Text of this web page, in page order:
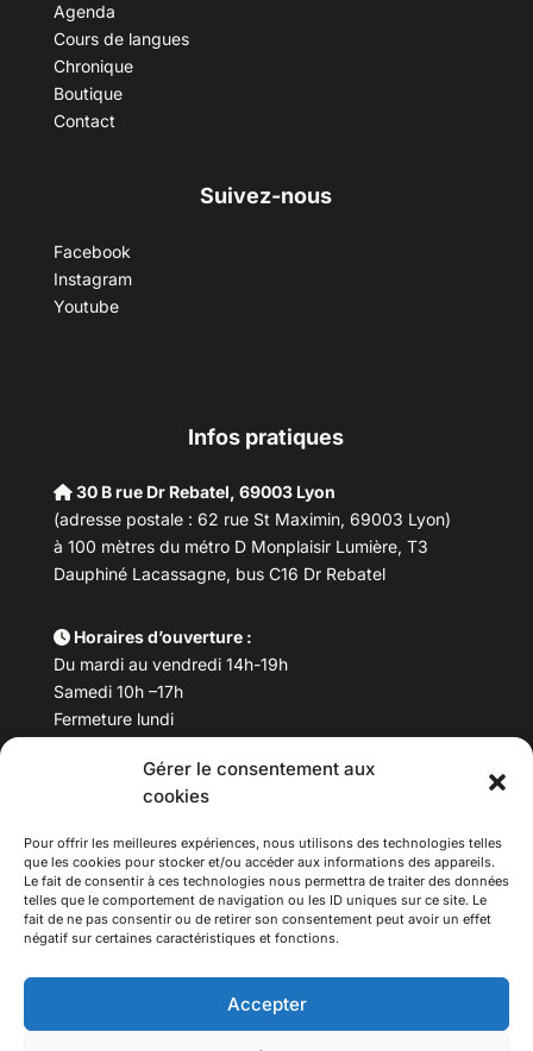
Gérer le consentement aux
cookies
Pour offrir les meilleures expériences, nous utilisons des technologies telles
que les cookies pour stocker et/ou accéder aux informations des appareils.
Le fait de consentir à ces technologies nous permettra de traiter des données
telles que le comportement de navigation ou les ID uniques sur ce site. Le
fait de ne pas consentir ou de retirer son consentement peut avoir un effet
négatif sur certaines caractéristiques et fonctions.
Accepter
Agenda
Cours de langues
Chronique
Boutique
Contact
Suivez-nous
Facebook
Instagram
Youtube
Infos pratiques
30 B rue Dr Rebatel, 69003 Lyon
(adresse postale : 62 rue St Maximin, 69003 Lyon)
à 100 mètres du métro D Monplaisir Lumière, T3
Dauphiné Lacassagne, bus C16 Dr Rebatel
Horaires d’ouverture :
Du mardi au vendredi 14h-19h
Samedi 10h –17h
Fermeture lundi
Téléphone : 04 78 53 06 40
maisondesculturesasiatiques@asiexpo.com